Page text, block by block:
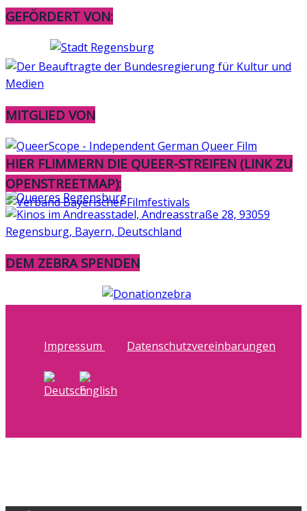
GEFÖRDERT VON:
MITGLIED VON
HIER FLIMMERN DIE QUEER-STREIFEN (LINK ZU
OPENSTREETMAP):
DEM ZEBRA SPENDEN
Impressum Datenschutzvereinbarungen